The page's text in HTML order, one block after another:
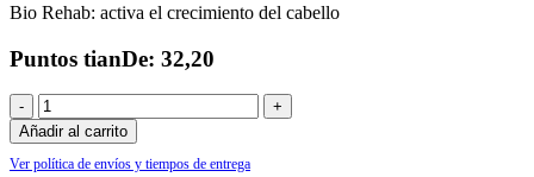
Bio Rehab: activa el crecimiento del cabello
Puntos tianDe: 32,20
-
+
Añadir al carrito
Ver política de envíos y tiempos de entrega